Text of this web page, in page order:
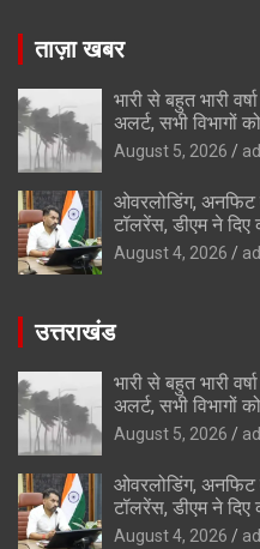
ताज़ा खबर
भारी से बहुत भारी
अलर्ट, सभी विभागों
August 5, 2026
ओवरलोडिंग, अनफिट
टॉलरेंस, डीएम ने दिए
August 4, 2026
उत्तराखंड
भारी से बहुत भारी
अलर्ट, सभी विभागों
August 5, 2026
ओवरलोडिंग, अनफिट
टॉलरेंस, डीएम ने दिए
August 4, 2026